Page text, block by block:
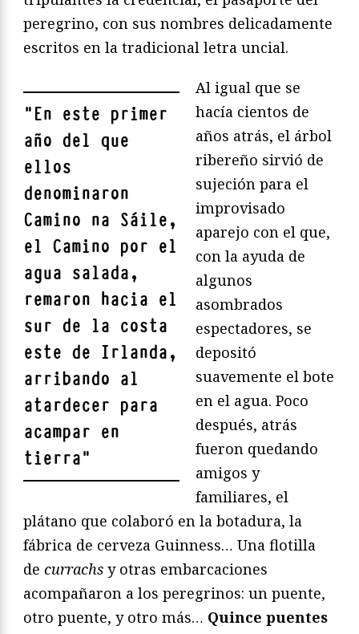
peregrino, con sus nombres delicadamente
escritos en la tradicional letra uncial.
"En este primer
año del que
ellos
denominaron
Camino na Sáile,
el Camino por el
agua salada,
remaron hacia el
sur de la costa
este de Irlanda,
arribando al
atardecer para
acampar en
tierra"
Al igual que se
hacía cientos de
años atrás, el árbol
ribereño sirvió de
sujeción para el
improvisado
aparejo con el que,
con la ayuda de
algunos
asombrados
espectadores, se
depositó
suavemente el bote
en el agua. Poco
después, atrás
fueron quedando
amigos y
familiares, el
plátano que colaboró en la botadura, la
fábrica de cerveza Guinness… Una flotilla
de currachs y otras embarcaciones
acompañaron a los peregrinos: un puente,
otro puente, y otro más… Quince puentes